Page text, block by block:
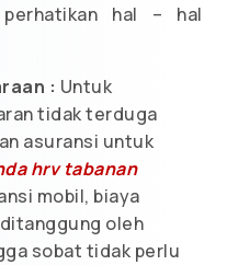
hal – hal
: Untuk
tidak terduga
asuransi untuk
hrv tabanan
mobil, biaya
oleh
sobat tidak perlu